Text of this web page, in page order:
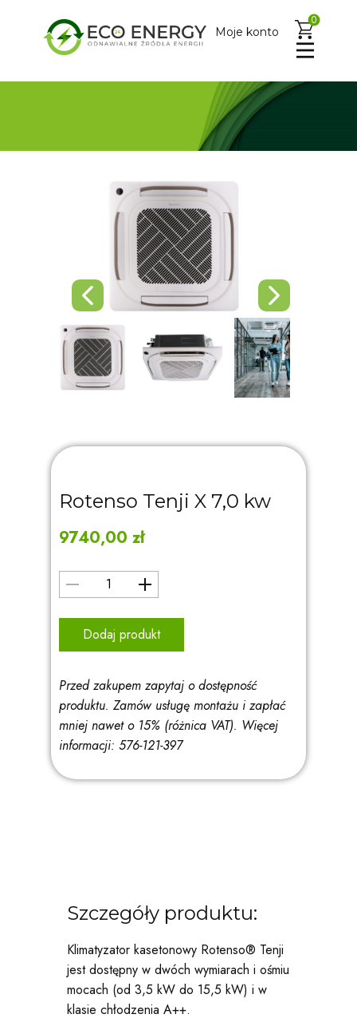
0
Moje konto
Rotenso Tenji X 7,0 kw
9740,00 zł
Dodaj produkt
Przed zakupem zapytaj o dostępność
produktu. Zamów usługę montażu i zapłać
mniej nawet o 15% (różnica VAT). Więcej
informacji: 576-121-397
Szczegóły produktu:
Klimatyzator kasetonowy Rotenso® Tenji
jest dostępny w dwóch wymiarach i ośmiu
mocach (od 3,5 kW do 15,5 kW) i w
klasie chłodzenia A++.